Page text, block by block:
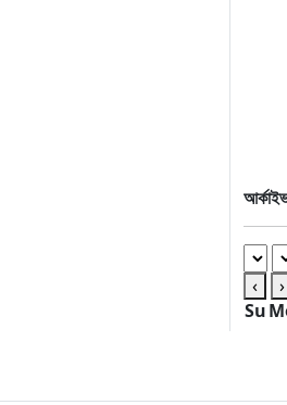
‹
›
Su